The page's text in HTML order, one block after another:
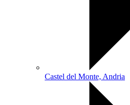
Castel del Monte, Andria